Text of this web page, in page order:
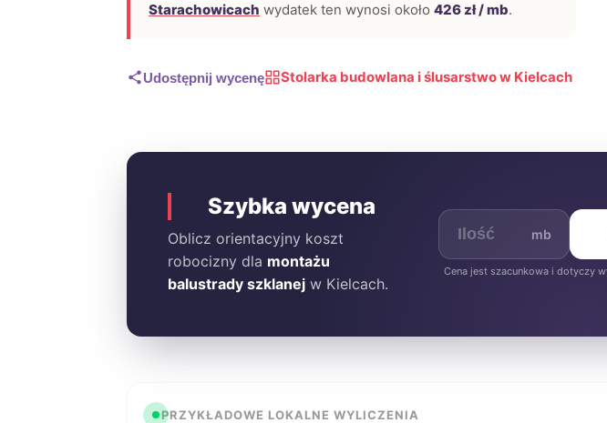
Starachowicach wydatek ten wynosi około 426 zł / mb.
Udostępnij wycenę Stolarka budowlana i ślusarstwo w Kielcach
Szybka wycena
Oblicz orientacyjny koszt
robocizny dla montażu
balustrady szklanej w Kielcach.
mb
Cena jest szacunkowa i dotyczy
PRZYKŁADOWE LOKALNE WYLICZENIA